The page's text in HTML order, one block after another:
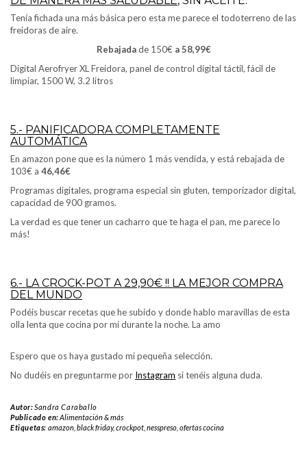
Tenía fichada una más básica pero esta me parece el todoterreno de las
freidoras de aire.
Rebajadade 150€ a 58,99€
Digital Aerofryer XL Freidora, panel de control digital táctil, fácil de
limpiar, 1500 W, 3.2 litros
5.- PANIFICADORA COMPLETAMENTE
AUTOMÁTICA
En amazon pone que es la número 1 más vendida, y está rebajada de
103€ a 46,46€
Programas digitales, programa especial sin gluten, temporizador digital,
capacidad de 900 gramos.
La verdad es que tener un cacharro que te haga el pan, me parece lo
más!
6.- LA CROCK-POT A 29,90€ !! LA MEJOR COMPRA
DEL MUNDO
Podéis buscar recetas que he subido y donde hablo maravillas de esta
olla lenta que cocina por mí durante la noche. La amo
Espero que os haya gustado mi pequeña selección.
No dudéis en preguntarme por Instagram si tenéis alguna duda.
Autor:Sandra Caraballo
Publicado en:Alimentación & más
Etiquetas: amazon, black friday,crockpot, nesspreso, ofertas cocina